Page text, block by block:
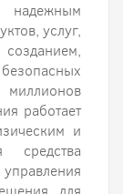
надежным
услуг,
работает
и
средства